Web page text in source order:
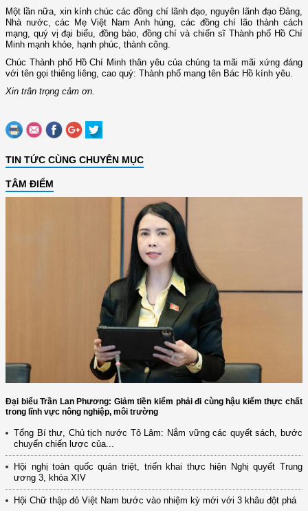
Một lần nữa, xin kính chúc các đồng chí lãnh đạo, nguyên lãnh đạo Đảng,
Nhà nước, các Mẹ Việt Nam Anh hùng, các đồng chí lão thành cách
mạng, quý vị đại biểu, đồng bào, đồng chí và chiến sĩ Thành phố Hồ Chí
Minh mạnh khỏe, hạnh phúc, thành công.
Chúc Thành phố Hồ Chí Minh thân yêu của chúng ta mãi mãi xứng đáng
với tên gọi thiêng liêng, cao quý: Thành phố mang tên Bác Hồ kính yêu.
Xin trân trọng cảm ơn.
TIN TỨC CÙNG CHUYÊN MỤC
TÂM ĐIỂM
Đại biểu Trần Lan Phương: Giảm tiền kiểm phải đi cùng hậu kiểm thực chất
trong lĩnh vực nông nghiệp, môi trường
Tổng Bí thư, Chủ tịch nước Tô Lâm: Nắm vững các quyết sách, bước
chuyển chiến lược của...
Hội nghị toàn quốc quán triệt, triển khai thực hiện Nghị quyết Trung
ương 3, khóa XIV
Hội Chữ thập đỏ Việt Nam bước vào nhiệm kỳ mới với 3 khâu đột phá